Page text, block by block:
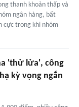
thanh khoản thấp và
ngân hàng, bất
cực trong khi nhóm
'thử lửa', công
kỳ vọng ngắn